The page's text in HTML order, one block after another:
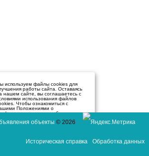
используем файлы cookies для
работы сайта. Оставаясь
нашем сайте, вы соглашаетесь с
использования файлов
Чтобы ознакомиться с
Положениями о
и об
здесь.
объекты © 2026
Историческая справка Обработка данных